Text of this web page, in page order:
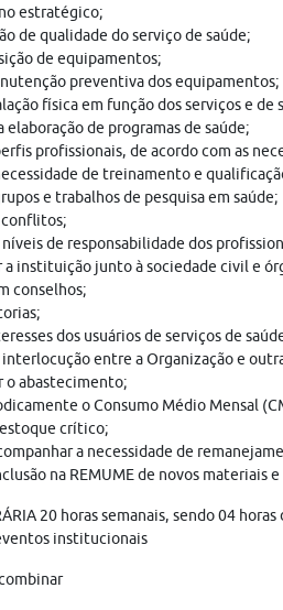
estratégico;
de qualidade do serviço de saúde;
de equipamentos;
preventiva dos equipamentos;
física em função dos serviços e de
elaboração de programas de saúde;
profissionais, de acordo com as
de treinamento e
e trabalhos de pesquisa em saúde;
de responsabilidade dos
a instituição junto à sociedade civil e
conselhos;
dos usuários de serviços de
entre a Organização e
o abastecimento;
o Consumo Médio Mensal
crítico;
a necessidade de
na REMUME de novos materiais
20 horas semanais, sendo 04
institucionais